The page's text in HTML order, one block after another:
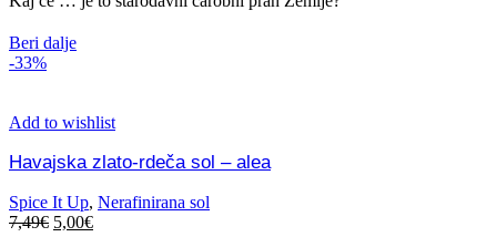
Beri dalje
-33%
Add to wishlist
Havajska zlato-rdeča sol – alea
Spice It Up, Nerafinirana sol
7,49€ 5,00€